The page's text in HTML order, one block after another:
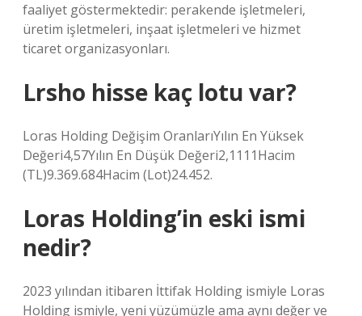
faaliyet göstermektedir: perakende işletmeleri,
üretim işletmeleri, inşaat işletmeleri ve hizmet
ticaret organizasyonları.
Lrsho hisse kaç lotu var?
Loras Holding Değişim OranlarıYılın En Yüksek
Değeri4,57Yılın En Düşük Değeri2,1111Hacim
(TL)9.369.684Hacim (Lot)24.452.
Loras Holding’in eski ismi
nedir?
2023 yılından itibaren İttifak Holding ismiyle Loras
Holding ismiyle, yeni yüzümüzle ama aynı değer ve